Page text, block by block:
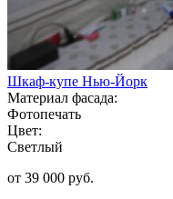
Шкаф-купе Нью-Йорк
Материал фасада:
Фотопечать
Цвет:
Светлый
от 39 000 руб.